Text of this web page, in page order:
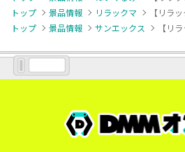
トップ
景品情報 リラックマ
トップ
景品情報 サンエックス